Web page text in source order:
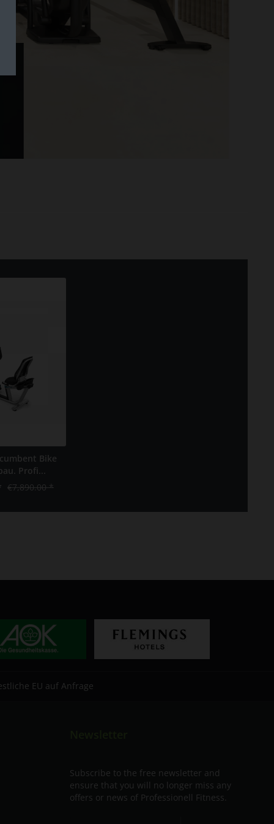
Bike
Profi...
€7,890.00 *
EU auf Anfrage
Subscribe to the free newsletter and
ensure that you will no longer miss any
offers or news of Professionell Fitness.